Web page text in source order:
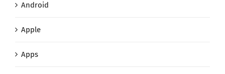
Android
Apple
Apps